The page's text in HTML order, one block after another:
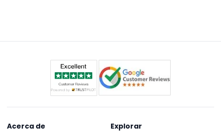
Acerca de Explorar